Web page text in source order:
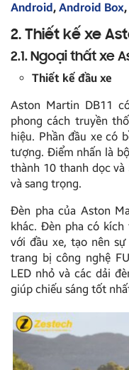
Android, Android Box,
2. Thiết kế xe
2.1. Ngoại thất xe
Thiết kế đầu xe
Aston Martin DB11
phong cách truyền
hiệu. Phần đầu xe có
tượng. Điểm nhấn là
thành 10 thanh dọc
và sang trọng.
Đèn pha của Aston
khác. Đèn pha có
với đầu xe, tạo nên
trang bị công nghệ
LED nhỏ và các dải
giúp chiếu sáng tốt